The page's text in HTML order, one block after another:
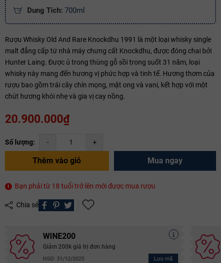
Dung Tích: 700ml
Rượu Whisky Old And Rare Knockdhu 1991 là một loại whisky single
malt đẳng cấp từ nhà máy chưng cất Knockdhu, được đóng chai bởi
Hunter Laing. Được ủ trong thùng gỗ sồi trong suốt 31 năm, loại
whisky này mang đến hương vị phức hợp và tinh tế. Hương thơm của
rượu bao gồm trái cây chín mọng, mật ong và vani, kết hợp với một
chút hương khói nhẹ và gia vị cay nồng.
20.900.000₫
Số lượng: - +
Thêm vào giỏ Mua ngay
Bạn phải từ 18 tuổi trở lên mới được mua rượu
Chia sẻ
WINE200
Giảm 200k giá trị đơn hàng
HSD: 31/12/2025 Lưu mã